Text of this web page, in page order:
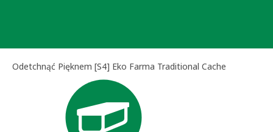
Odetchnąć Pięknem [S4] Eko Farma Traditional Cache